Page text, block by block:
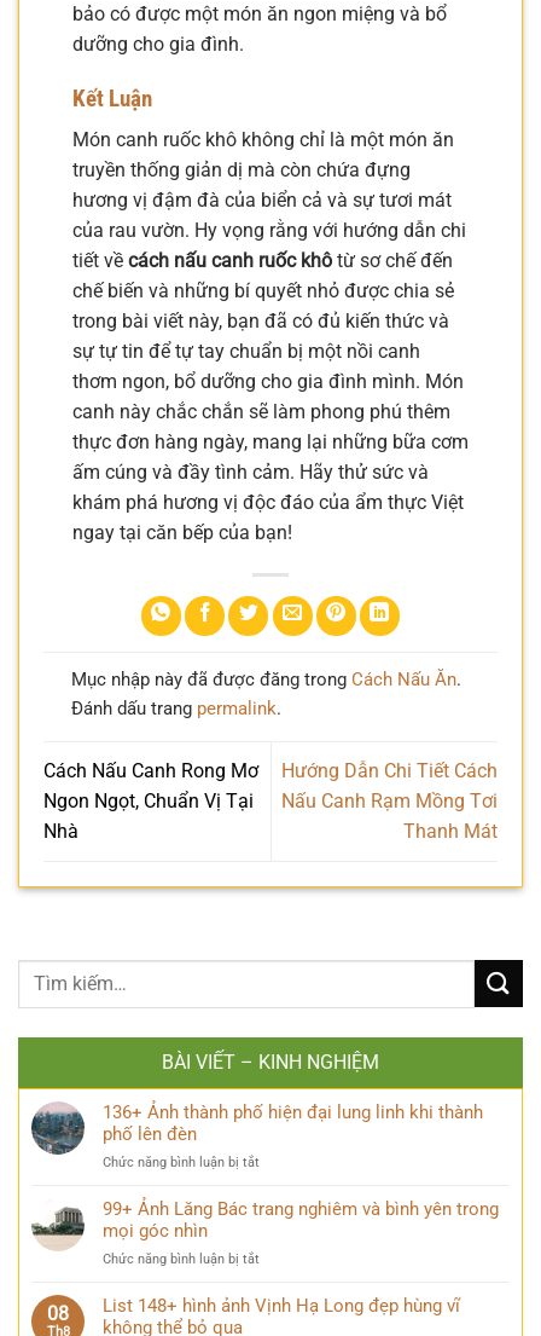
bảo có được một món ăn ngon miệng và bổ
dưỡng cho gia đình.
Kết Luận
Món canh ruốc khô không chỉ là một món ăn
truyền thống giản dị mà còn chứa đựng
hương vị đậm đà của biển cả và sự tươi mát
của rau vườn. Hy vọng rằng với hướng dẫn chi
tiết về cách nấu canh ruốc khô từ sơ chế đến
chế biến và những bí quyết nhỏ được chia sẻ
trong bài viết này, bạn đã có đủ kiến thức và
sự tự tin để tự tay chuẩn bị một nồi canh
thơm ngon, bổ dưỡng cho gia đình mình. Món
canh này chắc chắn sẽ làm phong phú thêm
thực đơn hàng ngày, mang lại những bữa cơm
ấm cúng và đầy tình cảm. Hãy thử sức và
khám phá hương vị độc đáo của ẩm thực Việt
ngay tại căn bếp của bạn!
Mục nhập này đã được đăng trong Cách Nấu Ăn.
Đánh dấu trang permalink.
Cách Nấu Canh Rong Mơ
Ngon Ngọt, Chuẩn Vị Tại
Nhà
Hướng Dẫn Chi Tiết Cách
Nấu Canh Rạm Mồng Tơi
Thanh Mát
BÀI VIẾT – KINH NGHIỆM
136+ Ảnh thành phố hiện đại lung linh khi thành
phố lên đèn
Chức năng bình luận bị tắt
Ảnh
thành
hiện
lung
99+ Ảnh Lăng Bác trang nghiêm và bình yên trong
mọi góc nhìn
Chức năng bình luận bị tắt
Ảnh
Lăng
08
Th8
List 148+ hình ảnh Vịnh Hạ Long đẹp hùng vĩ
không thể bỏ qua